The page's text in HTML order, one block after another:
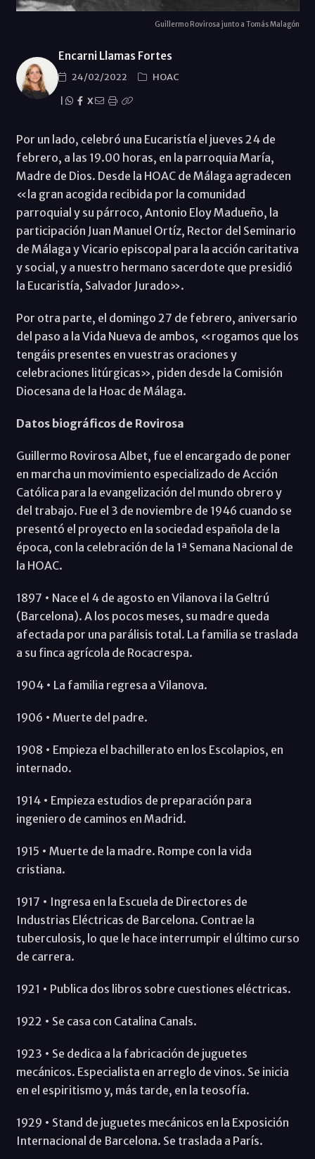
Guillermo Rovirosa junto a Tomás Malagón
Encarni Llamas Fortes
24/02/2022
HOAC
X
Por un lado, celebró una Eucaristía el jueves 24 de
febrero, a las 19.00 horas, en la parroquia María,
Madre de Dios. Desde la HOAC de Málaga agradecen
«la gran acogida recibida por la comunidad
parroquial y su párroco, Antonio Eloy Madueño, la
participación Juan Manuel Ortíz, Rector del Seminario
de Málaga y Vicario episcopal para la acción caritativa
y social, y a nuestro hermano sacerdote que presidió
la Eucaristía, Salvador Jurado».
Por otra parte, el domingo 27 de febrero, aniversario
del paso a la Vida Nueva de ambos, «rogamos que los
tengáis presentes en vuestras oraciones y
celebraciones litúrgicas», piden desde la Comisión
Diocesana de la Hoac de Málaga.
Datos biográficos de Rovirosa
Guillermo Rovirosa Albet, fue el encargado de poner
en marcha un movimiento especializado de Acción
Católica para la evangelización del mundo obrero y
del trabajo. Fue el 3 de noviembre de 1946 cuando se
presentó el proyecto en la sociedad española de la
época, con la celebración de la 1ª Semana Nacional de
la HOAC.
1897 • Nace el 4 de agosto en Vilanova i la Geltrú
(Barcelona). A los pocos meses, su madre queda
afectada por una parálisis total. La familia se traslada
a su finca agrícola de Rocacrespa.
1904 • La familia regresa a Vilanova.
1906 • Muerte del padre.
1908 • Empieza el bachillerato en los Escolapios, en
internado.
1914 • Empieza estudios de preparación para
ingeniero de caminos en Madrid.
1915 • Muerte de la madre. Rompe con la vida
cristiana.
1917 • Ingresa en la Escuela de Directores de
Industrias Eléctricas de Barcelona. Contrae la
tuberculosis, lo que le hace interrumpir el último curso
de carrera.
1921 • Publica dos libros sobre cuestiones eléctricas.
1922 • Se casa con Catalina Canals.
1923 • Se dedica a la fabricación de juguetes
mecánicos. Especialista en arreglo de vinos. Se inicia
en el espiritismo y, más tarde, en la teosofía.
1929 • Stand de juguetes mecánicos en la Exposición
Internacional de Barcelona. Se traslada a París.